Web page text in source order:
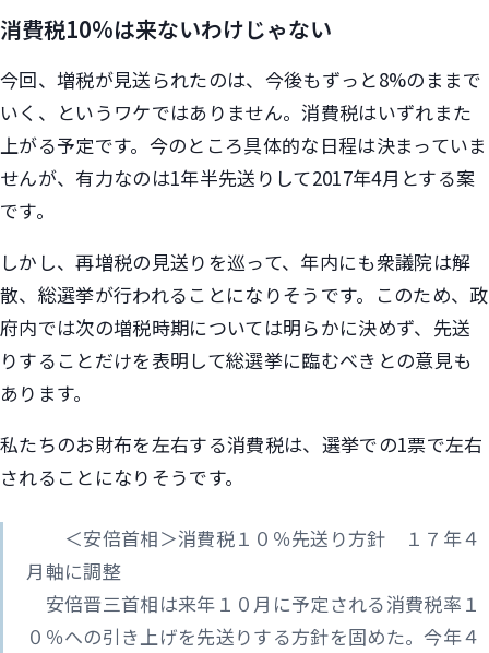
消費税10%は来ないわけじゃない
今回、増税が見送られたのは、今後もずっと8%のままで
いく、というワケではありません。消費税はいずれまた
上がる予定です。今のところ具体的な日程は決まっていま
せんが、有力なのは1年半先送りして2017年4月とする案
です。
しかし、再増税の見送りを巡って、年内にも衆議院は解
散、総選挙が行われることになりそうです。このため、政
府内では次の増税時期については明らかに決めず、先送
りすることだけを表明して総選挙に臨むべきとの意見も
あります。
私たちのお財布を左右する消費税は、選挙での1票で左右
されることになりそうです。
＜安倍首相＞消費税１０％先送り方針 １７年４
月軸に調整
安倍晋三首相は来年１０月に予定される消費税率１
０％への引き上げを先送りする方針を固めた。今年４